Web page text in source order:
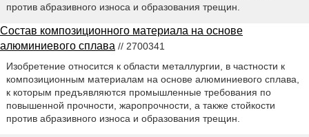
против абразивного износа и образования трещин.
Состав композиционного материала на основе
алюминиевого сплава // 2700341
Изобретение относится к области металлургии, в частности к
композиционным материалам на основе алюминиевого сплава,
к которым предъявляются промышленные требования по
повышенной прочности, жаропрочности, а также стойкости
против абразивного износа и образования трещин.